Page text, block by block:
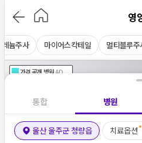
영
셀레늄주사 마이어스칵테일 멀티블루주
가격공개 병원AD
통합 병원
울산 울주군 청량읍 치료옵션